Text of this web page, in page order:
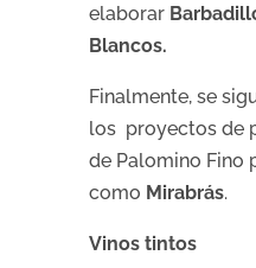
elaborar
Blancos.
Finalmente, se
los proyectos de
de Palomino Fino
como Mirabrás.
Vinos tintos